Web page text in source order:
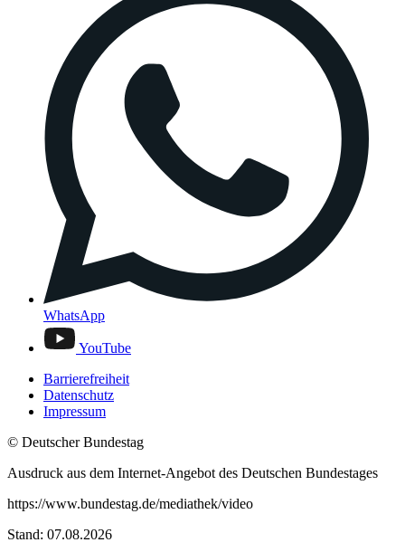
WhatsApp
YouTube
Barrierefreiheit
Datenschutz
Impressum
© Deutscher Bundestag
Ausdruck aus dem Internet-Angebot des Deutschen Bundestages
https://www.bundestag.de/mediathek/video
Stand: 07.08.2026